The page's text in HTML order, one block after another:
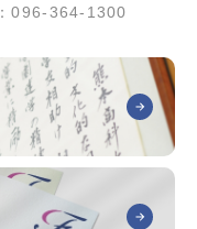
096-364-1300